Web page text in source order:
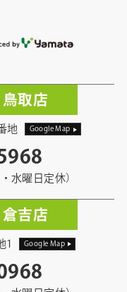
取店
地 Google Map
水曜日定休）
吉店
1 Google Map